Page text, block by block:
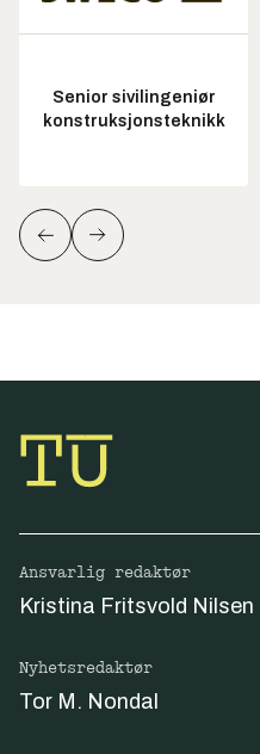
Senior sivilingeniør
konstruksjonsteknikk
Ansvarlig redaktør
Kristina Fritsvold Nilsen
Nyhetsredaktør
Tor M. Nondal